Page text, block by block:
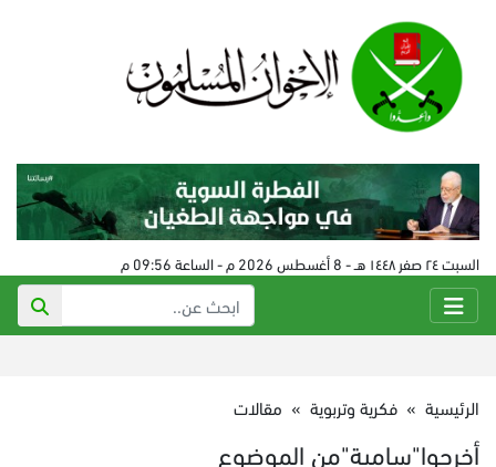
السبت ٢٤ صفر ١٤٤٨ هـ - 8 أغسطس 2026 م - الساعة 09:56 م
الرئيسية » فكرية وتربوية » مقالات
أخرجوا"سامية"من الموضوع